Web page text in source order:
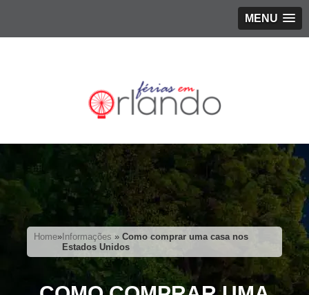
MENU
Home» Informações »Como comprar uma casa nos
Estados Unidos